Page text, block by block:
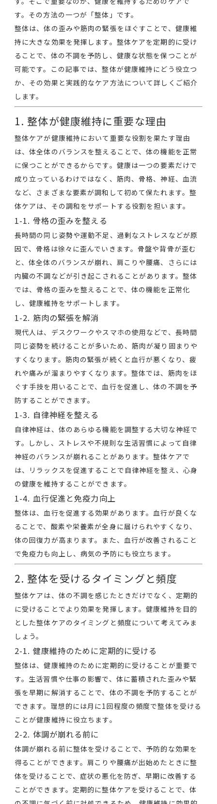
す。その方法の一つが「整体」です。
整体は、体の歪みや筋肉の緊張をほぐすことで、健康維
持に大きな効果を発揮します。整体ケアを定期的に受け
ることで、体の不調を予防し、健康な状態を保つことが
可能です。この記事では、整体が健康維持にどう役立つ
か、その効果と実践的なケア方法について詳しくご紹介
します。
1. 整体が健康維持に重要な理由
整体ケアが健康維持において重要な役割を果たす理由
は、体全体のバランスを整えることで、体の機能を正常
に保つことができるからです。健康は一つの要素だけで
成り立っているわけではなく、筋肉、骨格、神経、血流
など、さまざまな要素が調和して初めて保たれます。整
体ケアは、その調和をサポートする役割を担います。
1-1. 骨格の歪みを整える
長時間の同じ姿勢や運動不足、過剰なストレスなどが原
因で、骨格は徐々に歪んでいきます。骨盤や背骨が歪む
と、体全体のバランスが崩れ、肩こりや腰痛、さらには
内臓の不調などが引き起こされることがあります。整体
では、骨格の歪みを整えることで、体の機能を正常化
し、健康維持をサポートします。
1-2. 筋肉の緊張を解消
現代人は、デスクワークやスマホの使用などで、長時間
同じ姿勢を続けることが多いため、筋肉が凝り固まりや
すくなります。筋肉の緊張が続くと血行が悪くなり、疲
れや痛みが溜まりやすくなります。整体では、筋肉をほ
ぐす手技を用いることで、血行を促進し、体の不調を予
防することができます。
1-3. 自律神経を整える
自律神経は、体のあらゆる機能を調整する大切な神経で
す。しかし、ストレスや不規則な生活習慣によって自律
神経のバランスが崩れることがあります。整体ケアで
は、リラックスを促進することで自律神経を整え、心身
の健康を維持することができます。
1-4. 血行促進と免疫力向上
整体は、血行を促進する効果があります。血行が良くな
ることで、酸素や栄養素が全身に届けられやすくなり、
体の回復力が高まります。また、血行が改善されること
で免疫力も向上し、病気の予防にも役立ちます。
2. 整体を受けるタイミングと頻度
整体ケアは、体の不調を感じたときだけでなく、定期的
に受けることでより効果を発揮します。健康維持を目的
とした整体ケアのタイミングと頻度について考えてみま
しょう。
2-1. 健康維持のために定期的に受ける
整体は、健康維持のために定期的に受けることが重要で
す。生活習慣や仕事の影響で、体に蓄積された歪みや緊
張を早期に解消することで、体の不調を予防することが
できます。理想的には月に1回程度の頻度で整体を受ける
ことが健康維持に役立ちます。
2-2. 体調が崩れる前に
体調が崩れる前に整体を受けることで、予防的な効果を
得ることができます。肩こりや腰痛が出始めたときに整
体を受けることで、症状の悪化を防ぎ、早期に改善する
ことができます。定期的に整体ケアを受けることで、体